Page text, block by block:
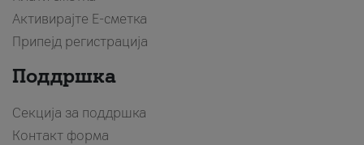
Активирајте Е-сметка
Припејд регистрација
Поддршка
Секција за поддршка
Контакт форма